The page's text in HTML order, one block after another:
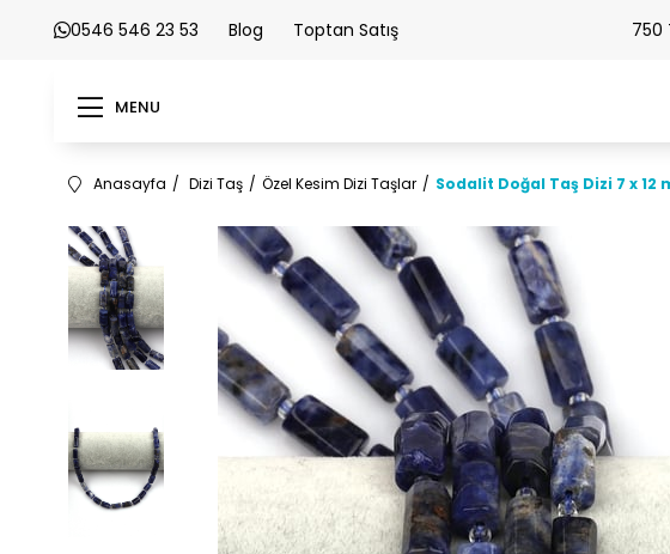
0546 546 23 53 Blog Toptan Satış 750
MENU
Anasayfa Dizi Taş Özel Kesim Dizi Taşlar Sodalit Doğal Taş Dizi 7 x 12